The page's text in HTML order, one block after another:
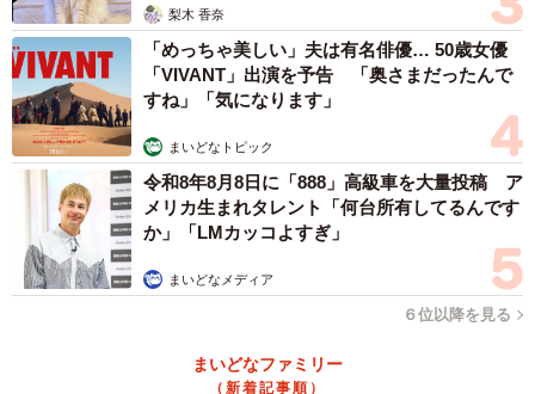
3/6
浜に散らばるゴミ （提供：やきさばさん）
――これまで掃除した場所を教えてください。
「釣り客の多く集まる九島（くしま）、みかんの産地とし
て有名な旧吉田町にある砂浜、水産業が盛んな小池地区の
海岸、夕陽がステキな下波（したば）、菰渕（こもぶち）
良半島の後（うしろ）地区、と今回の無人島の高島など、
梨木 香奈
「めっちゃ美しい」夫は有名俳優… 50歳女優
「VIVANT」出演を予告 「奥さまだったんで
すね」「気になります」
まいどなトピック
令和8年8月8日に「888」高級車を大量投稿 ア
メリカ生まれタレント「何台所有してるんです
か」「LMカッコよすぎ」
まいどなメディア
６位以降を見る
まいどなファミリー
（新着記事順）